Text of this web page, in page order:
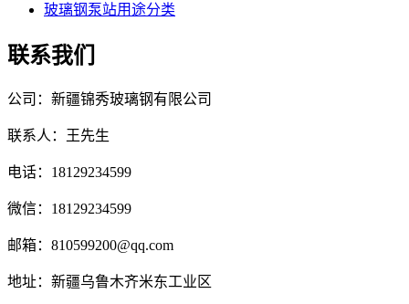
玻璃钢泵站用途分类
联系我们
公司：新疆锦秀玻璃钢有限公司
联系人：王先生
电话：18129234599
微信：18129234599
邮箱：810599200@qq.com
地址：新疆乌鲁木齐米东工业区